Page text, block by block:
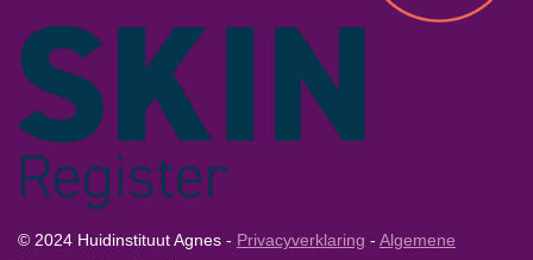
© 2024 Huidinstituut Agnes - Privacyverklaring - Algemene